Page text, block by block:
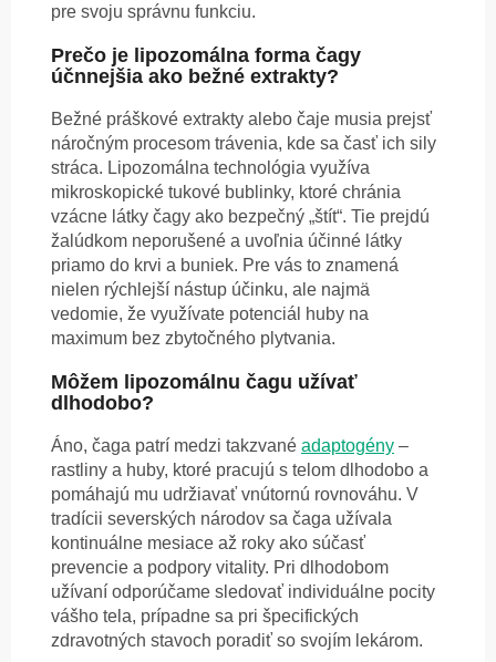
pre svoju správnu funkciu.
Prečo je lipozomálna forma čagy
účnnejšia ako bežné extrakty?
Bežné práškové extrakty alebo čaje musia prejsť
náročným procesom trávenia, kde sa časť ich sily
stráca. Lipozomálna technológia využíva
mikroskopické tukové bublinky, ktoré chránia
vzácne látky čagy ako bezpečný „štít“. Tie prejdú
žalúdkom neporušené a uvoľnia účinné látky
priamo do krvi a buniek. Pre vás to znamená
nielen rýchlejší nástup účinku, ale najmä
vedomie, že využívate potenciál huby na
maximum bez zbytočného plytvania.
Môžem lipozomálnu čagu užívať
dlhodobo?
Áno, čaga patrí medzi takzvané adaptogény –
rastliny a huby, ktoré pracujú s telom dlhodobo a
pomáhajú mu udržiavať vnútornú rovnováhu. V
tradícii severských národov sa čaga užívala
kontinuálne mesiace až roky ako súčasť
prevencie a podpory vitality. Pri dlhodobom
užívaní odporúčame sledovať individuálne pocity
vášho tela, prípadne sa pri špecifických
zdravotných stavoch poradiť so svojím lekárom.